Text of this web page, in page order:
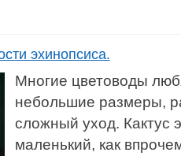
эхинопсиса.
Многие цветоводы
небольшие размеры,
сложный уход. Кактус
маленький, как